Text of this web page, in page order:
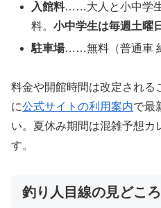
入館料……大人と小中学
料。小中学生は毎週土曜
駐車場……無料（普通車
料金や開館時間は改定される
に公式サイトの利用案内で最
い。夏休み期間は混雑予想カ
す。
釣り人目線の見どころ